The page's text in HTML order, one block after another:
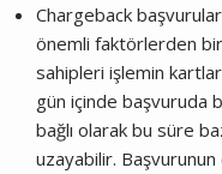
Chargeback
önemli faktörlerden biri
sahipleri işlemin
gün içinde başvuruda
bağlı olarak bu süre
uzayabilir. Başvurunun